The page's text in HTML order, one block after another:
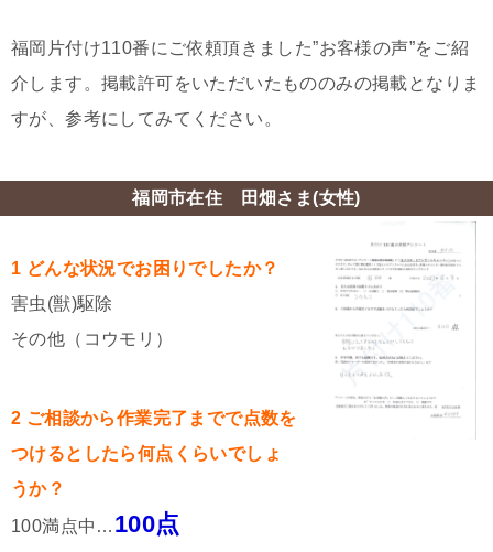
福岡片付け110番にご依頼頂きました”お客様の声”をご紹
介します。掲載許可をいただいたもののみの掲載となりま
すが、参考にしてみてください。
福岡市在住 田畑さま(女性)
1 どんな状況でお困りでしたか？
害虫(獣)駆除
その他（コウモリ）
2 ご相談から作業完了までで点数を
つけるとしたら何点くらいでしょ
うか？
100満点中… 100点